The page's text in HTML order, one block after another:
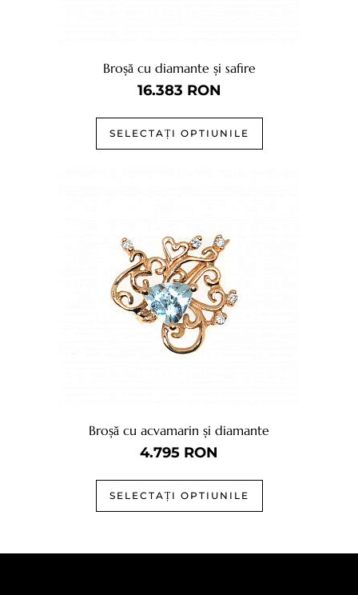
Broșă cu diamante și safire
16.383 RON
SELECTAȚI OPTIUNILE
Broșă cu acvamarin și diamante
4.795 RON
SELECTAȚI OPTIUNILE